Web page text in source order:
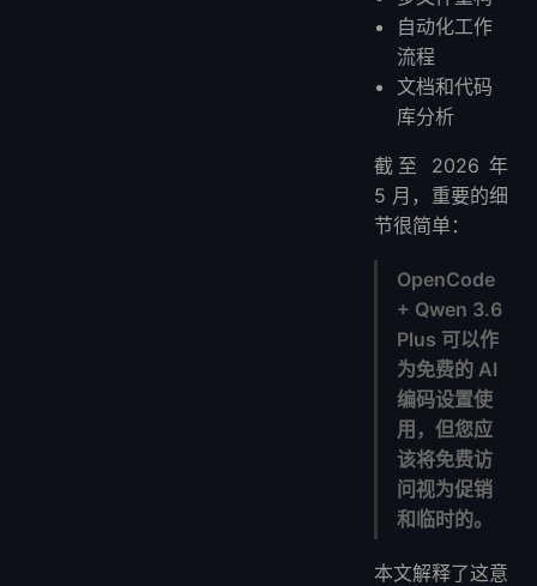
问题 3：模型响应缓慢
问题 4：上下文溢出
常见问题解答
我需要 API 密钥吗？
自动化工作
流程
文档和代码
库分析
截至 2026 年
5 月，重要的细
节很简单：
OpenCode
+ Qwen 3.6
Plus 可以作
为免费的 AI
编码设置使
用，但您应
该将免费访
问视为促销
和临时的。
本文解释了这意